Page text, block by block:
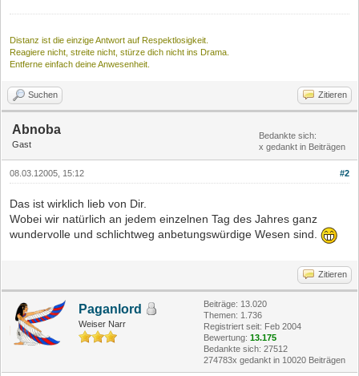
Distanz ist die einzige Antwort auf Respektlosigkeit.
Reagiere nicht, streite nicht, stürze dich nicht ins Drama.
Entferne einfach deine Anwesenheit.
Suchen Zitieren
Abnoba
Gast
Bedankte sich:
x gedankt in Beiträgen
#2
08.03.12005, 15:12
Das ist wirklich lieb von Dir.
Wobei wir natürlich an jedem einzelnen Tag des Jahres ganz
wundervolle und schlichtweg anbetungswürdige Wesen sind.
Zitieren
Paganlord
Weiser Narr
Beiträge: 13.020
Themen: 1.736
Registriert seit: Feb 2004
Bewertung: 13.175
Bedankte sich: 27512
274783x gedankt in 10020 Beiträgen